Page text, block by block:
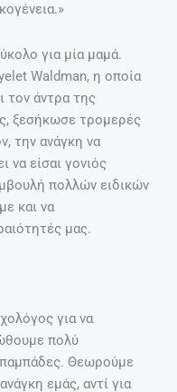
για μία μαμά.
Waldman, η οποία
τον άντρα της
ξεσήκωσε τρομερές
την ανάγκη να
να είσαι γονιός
πολλών ειδικών
και να
μας.
για να
πολύ
Θεωρούμε
εμάς, αντί για